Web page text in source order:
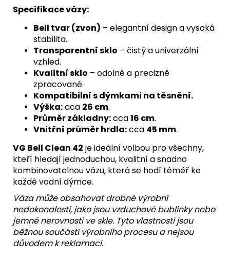
Specifikace vázy:
Bell tvar (zvon) – elegantní design a vysoká
stabilita.
Transparentní sklo – čistý a univerzální
vzhled.
Kvalitní sklo – odolné a precizně
zpracované.
Kompatibilní s dýmkami na těsnění.
Výška:cca 26 cm.
Průměr základny:cca16 cm.
Vnitřní průměr hrdla:cca 45 mm.
VG Bell Clean 42 je ideální volbou pro všechny,
kteří hledají jednoduchou, kvalitní a snadno
kombinovatelnou vázu, která se hodí téměř ke
každé vodní dýmce.
Váza může obsahovat drobné výrobní
nedokonalosti, jako jsou vzduchové bublinky nebo
jemné nerovnosti ve skle. Tyto vlastnosti jsou
běžnou součástí výrobního procesu a nejsou
důvodem k reklamaci.